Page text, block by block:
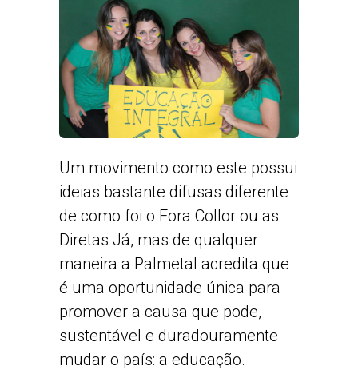
Um movimento como este possui
ideias bastante difusas diferente
de como foi o Fora Collor ou as
Diretas Já, mas de qualquer
maneira a Palmetal acredita que
é uma oportunidade única para
promover a causa que pode,
sustentável e duradouramente
mudar o país: a educação.